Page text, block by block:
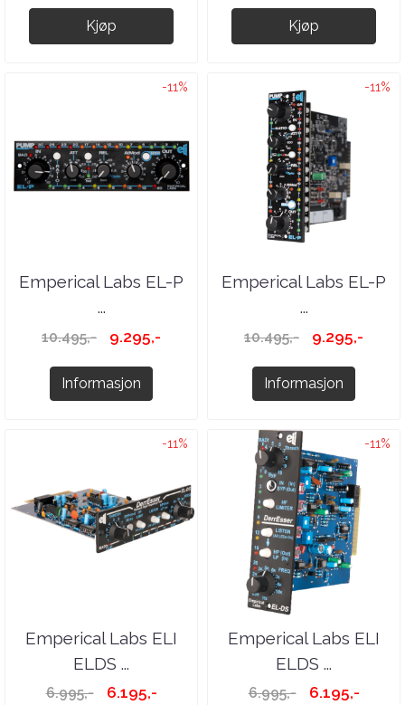
Kjøp Kjøp
-11%
Emperical Labs EL-P
...
10.495,- 9.295,-
Informasjon
-11%
Emperical Labs EL-P
...
10.495,- 9.295,-
Informasjon
-11%
Emperical Labs ELI
ELDS ...
6.995,- 6.195,-
-11%
Emperical Labs ELI
ELDS ...
6.995,- 6.195,-